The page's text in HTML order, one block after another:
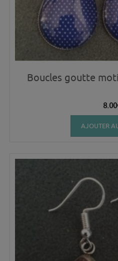
Boucles goutte
8.00
AJOUTER